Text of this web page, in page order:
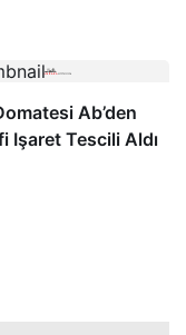
Ab’den
Işaret Tescili Aldı